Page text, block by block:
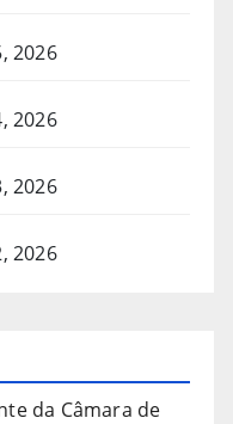
2026
2026
2026
2026
da Câmara de